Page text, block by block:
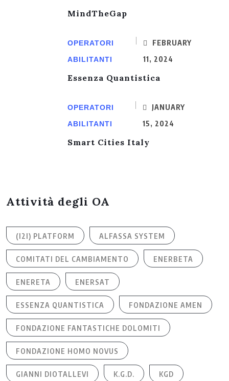
MindTheGap
OPERATORI
ABILITANTI
FEBRUARY
11, 2024
Essenza Quantistica
OPERATORI
ABILITANTI
JANUARY
15, 2024
Smart Cities Italy
Attività degli OA
(I2I) PLATFORM ALFASSA SYSTEM
COMITATI DEL CAMBIAMENTO ENERBETA
ENERETA ENERSAT
ESSENZA QUANTISTICA FONDAZIONE AMEN
FONDAZIONE FANTASTICHE DOLOMITI
FONDAZIONE HOMO NOVUS
GIANNI DIOTALLEVI K.G.D. KGD